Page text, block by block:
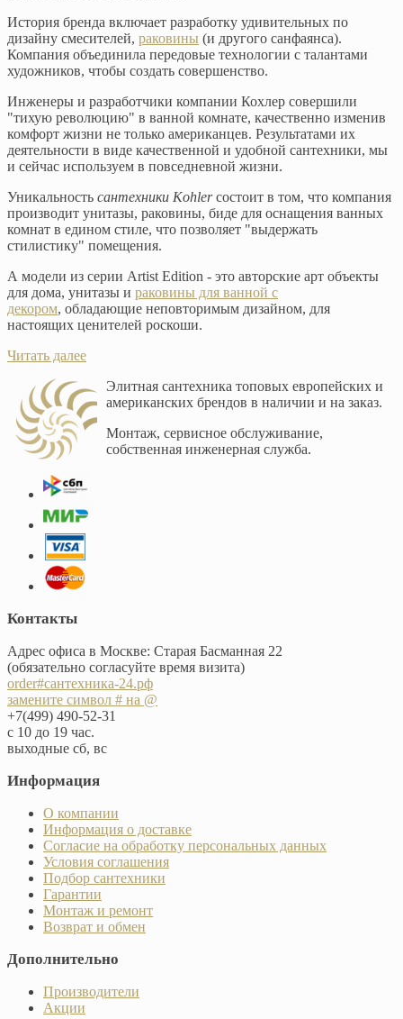
История бренда включает разработку удивительных по
дизайну смесителей, раковины (и другого санфаянса).
Компания объединила передовые технологии с талантами
художников, чтобы создать совершенство.
Инженеры и разработчики компании Кохлер совершили
"тихую революцию" в ванной комнате, качественно изменив
комфорт жизни не только американцев. Результатами их
деятельности в виде качественной и удобной сантехники, мы
и сейчас используем в повседневной жизни.
Уникальность сантехники Kohlerсостоит в том, что компания
производит унитазы, раковины, биде для оснащения ванных
комнат в едином стиле, что позволяет "выдержать
стилистику" помещения.
А модели из серии Artist Edition - это авторские арт объекты
для дома, унитазы и раковины для ванной с
декором, обладающие неповторимым дизайном, для
настоящих ценителей роскоши.
Читать далее
Элитная сантехника топовых европейских и
американских брендов в наличии и на заказ.
Монтаж, сервисное обслуживание,
собственная инженерная служба.
Контакты
Адрес офиса в Москве: Старая Басманная 22
(обязательно согласуйте время визита)
order#сантехника-24.рф
замените символ # на @
+7(499) 490-52-31
с 10 до 19 час.
выходные сб, вс
Информация
О компании
Информация о доставке
Согласие на обработку персональных данных
Условия соглашения
Подбор сантехники
Гарантии
Монтаж и ремонт
Возврат и обмен
Дополнительно
Производители
Акции